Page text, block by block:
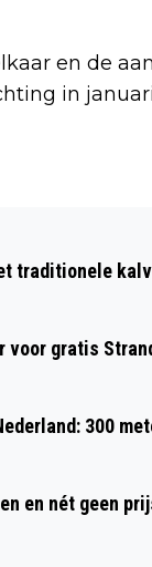
en de
in
ZUID-
traditionele
gratis
300
en nét geen